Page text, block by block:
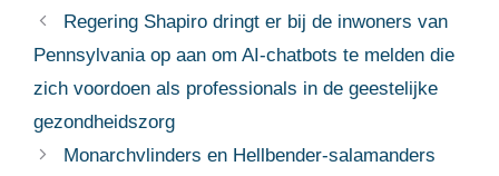
Regering Shapiro dringt er bij de inwoners van
Pennsylvania op aan om AI-chatbots te melden die
zich voordoen als professionals in de geestelijke
gezondheidszorg
Monarchvlinders en Hellbender-salamanders